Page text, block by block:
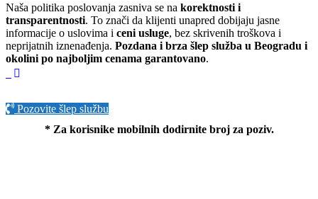
Naša politika poslovanja zasniva se na korektnosti i
transparentnosti. To znači da klijenti unapred dobijaju jasne
informacije o uslovima i ceni usluge, bez skrivenih troškova i
neprijatnih iznenađenja. Pozdana i brza šlep služba u Beogradu i
okolini po najboljim cenama garantovano.
Pozovite šlep službu
* Za korisnike mobilnih dodirnite broj za poziv.